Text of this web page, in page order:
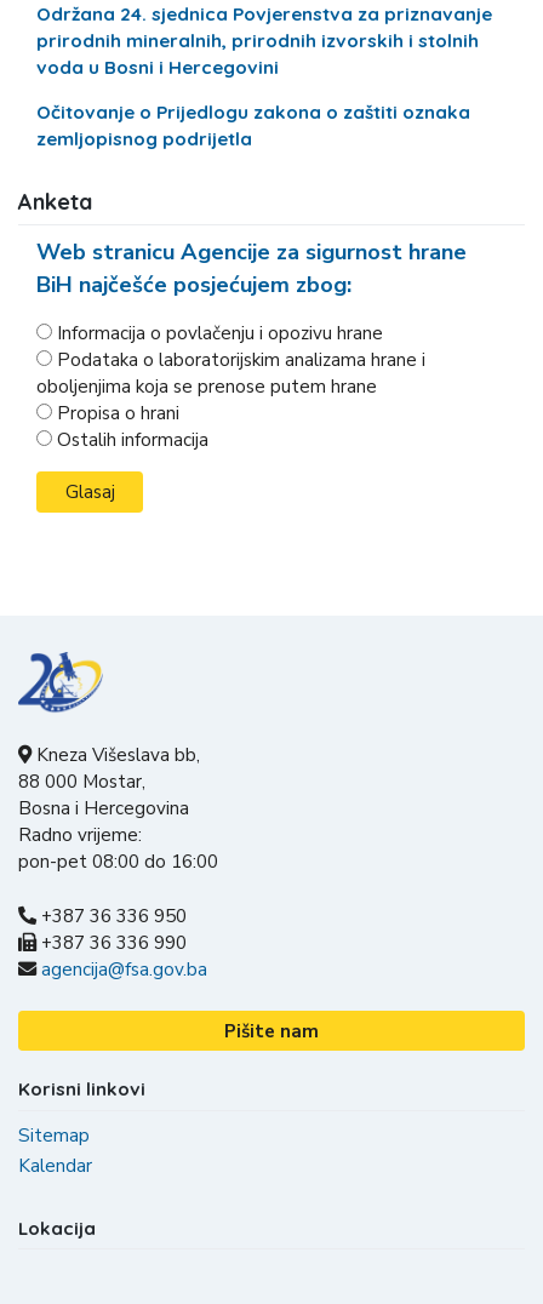
Održana 24. sjednica Povjerenstva za priznavanje
prirodnih mineralnih, prirodnih izvorskih i stolnih
voda u Bosni i Hercegovini
Očitovanje o Prijedlogu zakona o zaštiti oznaka
zemljopisnog podrijetla
Anketa
Web stranicu Agencije za sigurnost hrane
BiH najčešće posjećujem zbog:
Informacija o povlačenju i opozivu hrane
Podataka o laboratorijskim analizama hrane i
oboljenjima koja se prenose putem hrane
Propisa o hrani
Ostalih informacija
Kneza Višeslava bb,
88 000 Mostar,
Bosna i Hercegovina
Radno vrijeme:
pon-pet 08:00 do 16:00
+387 36 336 950
+387 36 336 990
agencija@fsa.gov.ba
Pišite nam
Korisni linkovi
Sitemap
Kalendar
Lokacija